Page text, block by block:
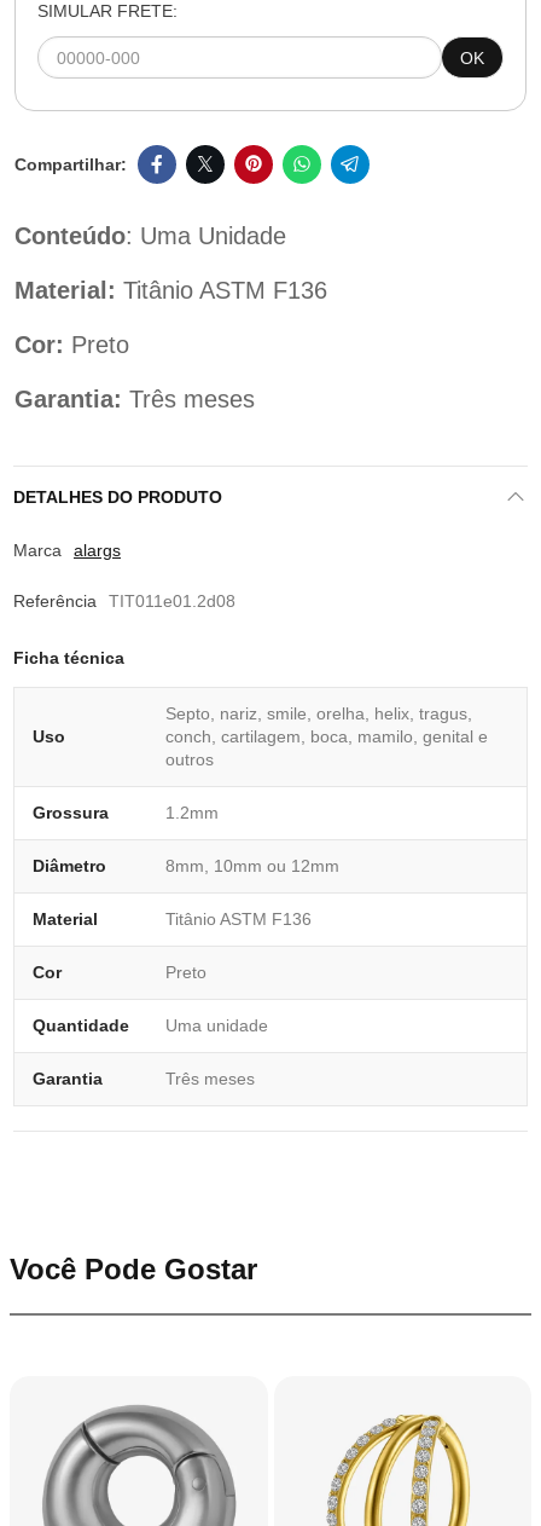
SIMULAR FRETE:
OK
Conteúdo: Uma Unidade
Material: Titânio ASTM F136
Cor: Preto
Garantia: Três meses
DETALHES DO PRODUTO
Marca alargs
Referência TIT011e01.2d08
Ficha técnica
Uso
Septo, nariz, smile, orelha, helix, tragus,
conch, cartilagem, boca, mamilo, genital e
outros
Grossura 1.2mm
Diâmetro 8mm, 10mm ou 12mm
Material Titânio ASTM F136
Cor Preto
Quantidade Uma unidade
Garantia Três meses
Você Pode Gostar